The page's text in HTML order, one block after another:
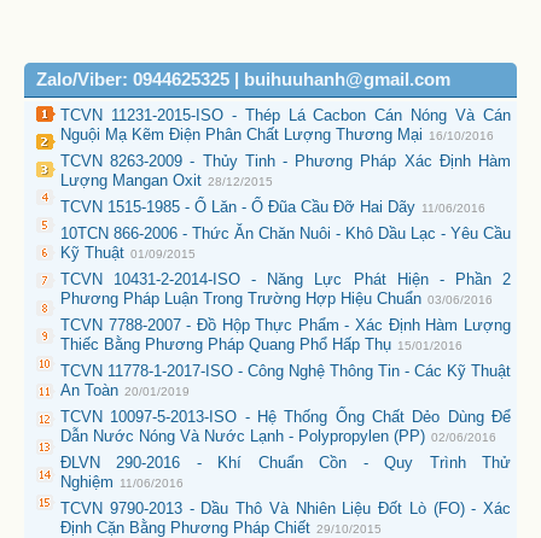
Zalo/Viber: 0944625325 | buihuuhanh@gmail.com
TCVN 11231-2015-ISO - Thép Lá Cacbon Cán Nóng Và Cán
Nguội Mạ Kẽm Điện Phân Chất Lượng Thương Mại
16/10/2016
TCVN 8263-2009 - Thủy Tinh - Phương Pháp Xác Định Hàm
Lượng Mangan Oxit 28/12/2015
TCVN 1515-1985 - Ổ Lăn - Ổ Đũa Cầu Đỡ Hai Dãy 11/06/2016
10TCN 866-2006 - Thức Ăn Chăn Nuôi - Khô Dầu Lạc - Yêu Cầu
Kỹ Thuật 01/09/2015
TCVN 10431-2-2014-ISO - Năng Lực Phát Hiện - Phần 2
Phương Pháp Luận Trong Trường Hợp Hiệu Chuẩn 03/06/2016
TCVN 7788-2007 - Đồ Hộp Thực Phẩm - Xác Định Hàm Lượng
Thiếc Bằng Phương Pháp Quang Phổ Hấp Thụ 15/01/2016
TCVN 11778-1-2017-ISO - Công Nghệ Thông Tin - Các Kỹ Thuật
An Toàn 20/01/2019
TCVN 10097-5-2013-ISO - Hệ Thống Ống Chất Dẻo Dùng Để
Dẫn Nước Nóng Và Nước Lạnh - Polypropylen (PP) 02/06/2016
ĐLVN 290-2016 - Khí Chuẩn Cồn - Quy Trình Thử
Nghiệm
11/06/2016
TCVN 9790-2013 - Dầu Thô Và Nhiên Liệu Đốt Lò (FO) - Xác
Định Cặn Bằng Phương Pháp Chiết 29/10/2015